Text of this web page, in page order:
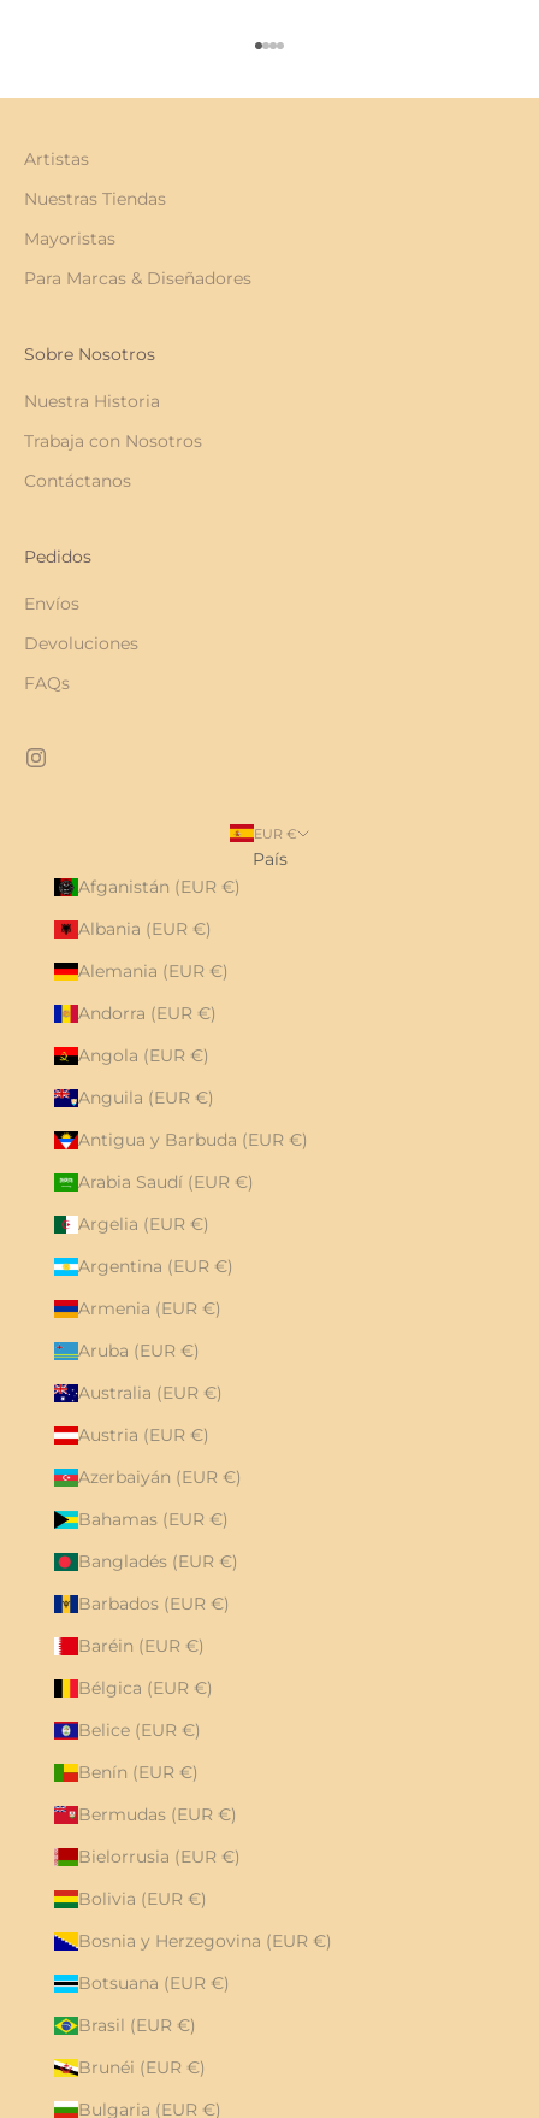
Ir al artículo 1
Ir al artículo 2
Ir al artículo 3
Ir al artículo 4
Artistas
Nuestras Tiendas
Mayoristas
Para Marcas & Diseñadores
Sobre Nosotros
Nuestra Historia
Trabaja con Nosotros
Contáctanos
Pedidos
Envíos
Devoluciones
FAQs
EUR €
País
Afganistán (EUR €)
Albania (EUR €)
Alemania (EUR €)
Andorra (EUR €)
Angola (EUR €)
Anguila (EUR €)
Antigua y Barbuda (EUR €)
Arabia Saudí (EUR €)
Argelia (EUR €)
Argentina (EUR €)
Armenia (EUR €)
Aruba (EUR €)
Australia (EUR €)
Austria (EUR €)
Azerbaiyán (EUR €)
Bahamas (EUR €)
Bangladés (EUR €)
Barbados (EUR €)
Baréin (EUR €)
Bélgica (EUR €)
Belice (EUR €)
Benín (EUR €)
Bermudas (EUR €)
Bielorrusia (EUR €)
Bolivia (EUR €)
Bosnia y Herzegovina (EUR €)
Botsuana (EUR €)
Brasil (EUR €)
Brunéi (EUR €)
Bulgaria (EUR €)